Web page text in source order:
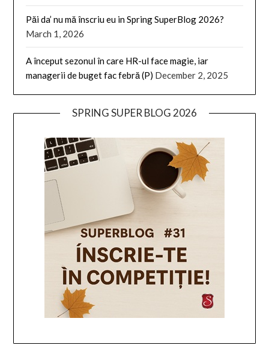
Păi da’ nu mă înscriu eu in Spring SuperBlog 2026?
March 1, 2026
A început sezonul în care HR-ul face magie, iar
managerii de buget fac febră (P) December 2, 2025
SPRING SUPER BLOG 2026